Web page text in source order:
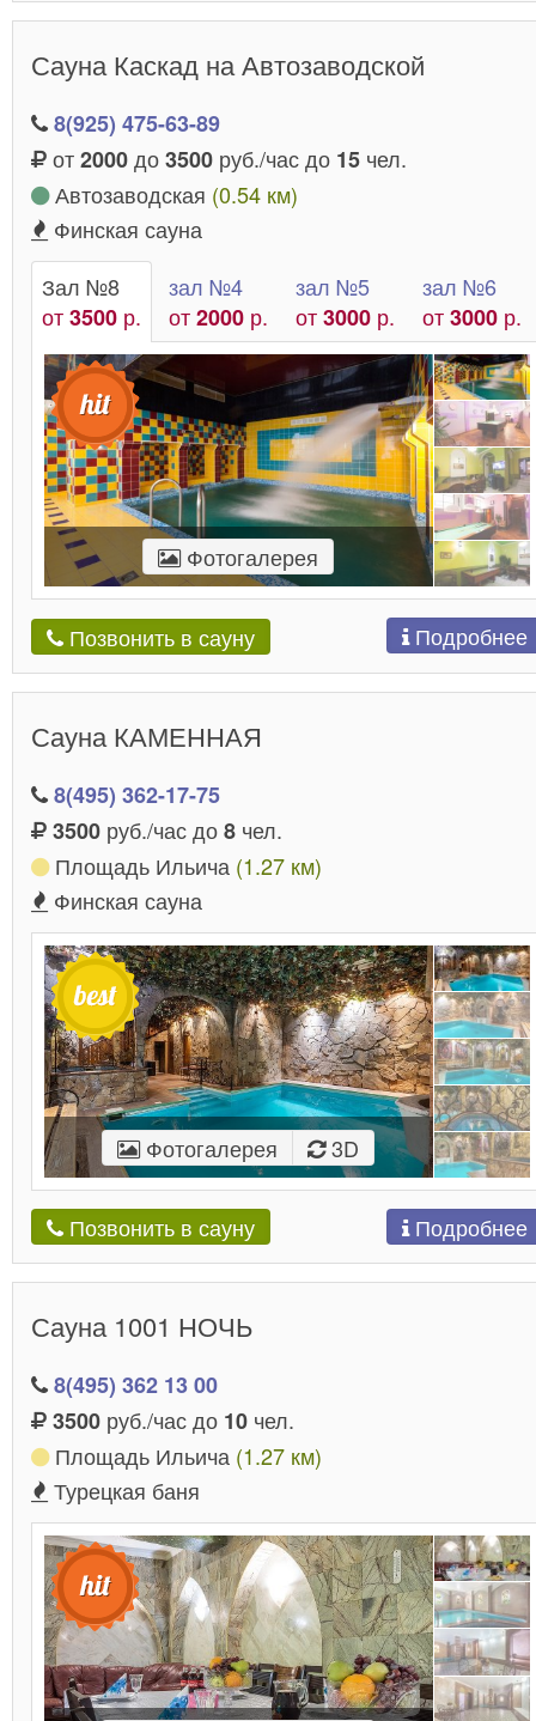
Сауна Каскад на Автозаводской
8(925) 475-63-89
от2000до3500 руб./час до 15 чел.
Автозаводская (0.54 км)
Финская сауна
Зал №8
от3500 р.
зал №4
от2000 р.
зал №5
от3000 р.
зал №6
от3000 р.
Фотогалерея
Позвонить в сауну Подробнее
Сауна КАМЕННАЯ
8(495) 362-17-75
3500 руб./час до8 чел.
Площадь Ильича (1.27 км)
Финская сауна
Фотогалерея 3D
Позвонить в сауну Подробнее
Сауна 1001 НОЧЬ
8(495) 362 13 00
3500 руб./час до 10 чел.
Площадь Ильича (1.27 км)
Турецкая баня